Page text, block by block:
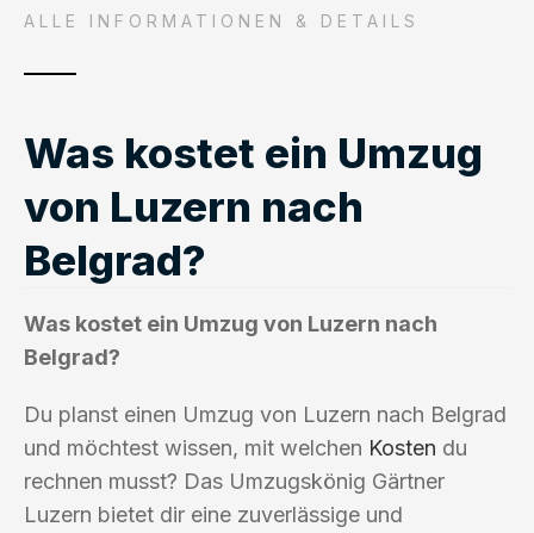
ALLE INFORMATIONEN & DETAILS
Was kostet ein Umzug
von Luzern nach
Belgrad?
Was kostet ein Umzug von Luzern nach
Belgrad?
Du planst einen Umzug von Luzern nach Belgrad
und möchtest wissen, mit welchen Kosten du
rechnen musst? Das Umzugskönig Gärtner
Luzern bietet dir eine zuverlässige und